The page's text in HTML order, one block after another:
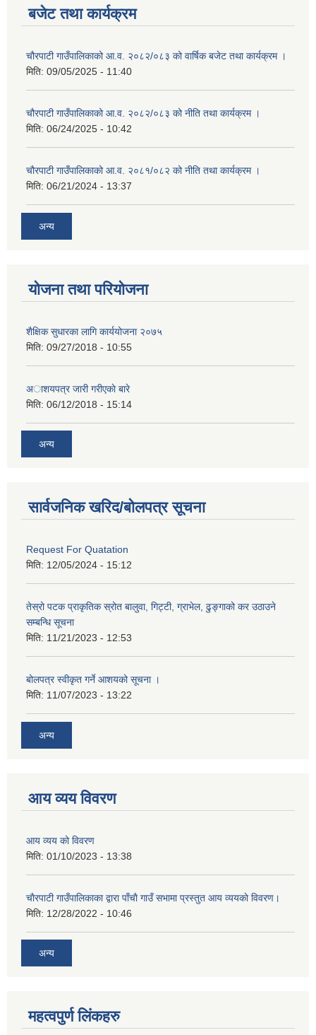
बजेट तथा कार्यक्रम
चौरपाटी गाउँपालिकाको आ.व. २०८२/०८३ को वार्षिक बजेट तथा कार्यक्रम ।
मिति: 09/05/2025 - 11:40
चौरपाटी गाउँपालिकाको आ.व. २०८२/०८३ को नीति तथा कार्यक्रम ।
मिति: 06/24/2025 - 10:42
चौरपाटी गाउँपालिकाको आ.व. २०८१/०८२ को नीति तथा कार्यक्रम ।
मिति: 06/21/2024 - 13:37
अन्य
योजना तथा परियोजना
शैक्षिक सुधारका लागि कार्ययोजना २०७५
मिति: 09/27/2018 - 10:55
अाशयपत्र जारी गरीएकाे बारे
मिति: 06/12/2018 - 15:14
अन्य
सार्वजनिक खरिद/बोलपत्र सूचना
Request For Quatation
मिति: 12/05/2024 - 15:12
तेस्रो पटक प्राकृतिक स्रोत बालुवा, गिट्टी, ग्राभेल, ढुङ्गाको कर उठाउने
सम्बन्धि सूचना
मिति: 11/21/2023 - 12:53
बोलपत्र स्वीकृत गर्ने आशयको सूचना ।
मिति: 11/07/2023 - 13:22
अन्य
आय व्यय विवरण
आय व्यय को विवरण
मिति: 01/10/2023 - 13:38
चाैरपाटी गाउँपालिकाका द्वारा पाँचाै गाउँ सभामा प्रस्तुत आय व्ययकाे विवरण।
मिति: 12/28/2022 - 10:46
अन्य
महत्वपुर्ण लि‌ंकहरु